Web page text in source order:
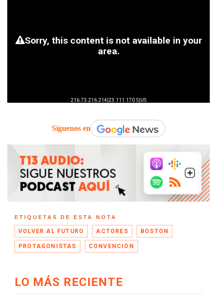
Síguenos en
ETIQUETAS DE ESTA NOTA
VOLVER AL FUTURO ACTORES BOSTON
PROTAGONISTAS CONVENCIÓN
LO MÁS RECIENTE